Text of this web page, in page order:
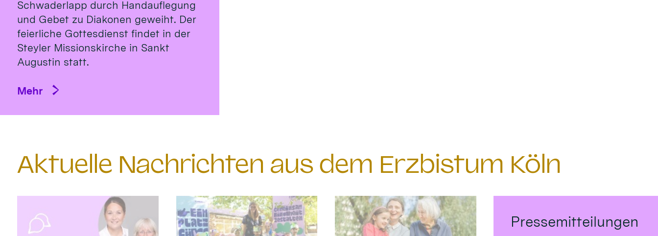
Schwaderlapp durch Handauflegung
und Gebet zu Diakonen geweiht. Der
feierliche Gottesdienst findet in der
Steyler Missionskirche in Sankt
Augustin statt.
Mehr
Aktuelle Nachrichten aus dem Erzbistum Köln
Pressemitteilungen